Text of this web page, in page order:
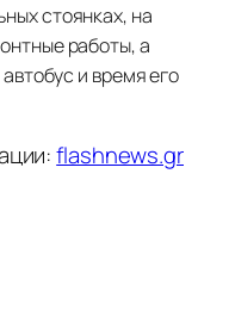
стоянках, на
работы, а
и время его
flashnews.gr